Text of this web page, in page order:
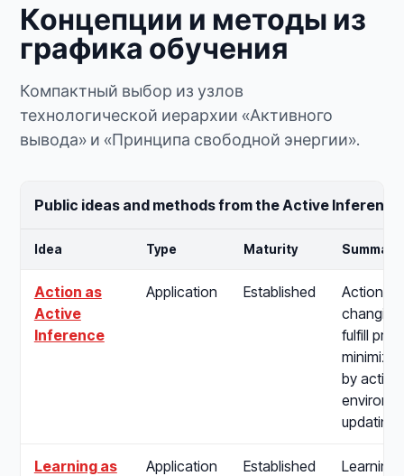
Концепции и методы из
графика обучения
Компактный выбор из узлов
технологической иерархии «Активного
вывода» и «Принципа свободной энергии».
Public ideas and methods from the Active
Idea Type Maturity Summary
Action as
Active
Inference
Application Established
Action
fulfill
by
updating
Learning as
Application Established
Learning